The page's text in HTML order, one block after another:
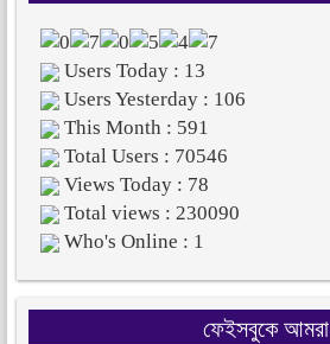
Users Today : 13
Users Yesterday : 106
This Month : 591
Total Users : 70546
Views Today : 78
Total views : 230090
Who's Online : 1
ফেইসবুকে আমরা